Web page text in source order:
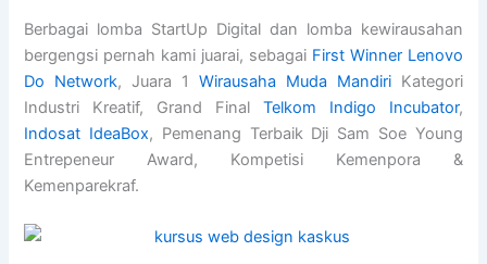
Berbagai lomba StartUp Digital dan lomba kewirausahan
bergengsi pernah kami juarai, sebagai First Winner Lenovo
Do Network, Juara 1 Wirausaha Muda MandiriKategori
Industri Kreatif, Grand Final Telkom Indigo Incubator,
Indosat IdeaBox, Pemenang Terbaik Dji Sam Soe Young
Entrepeneur Award, Kompetisi Kemenpora &
Kemenparekraf.